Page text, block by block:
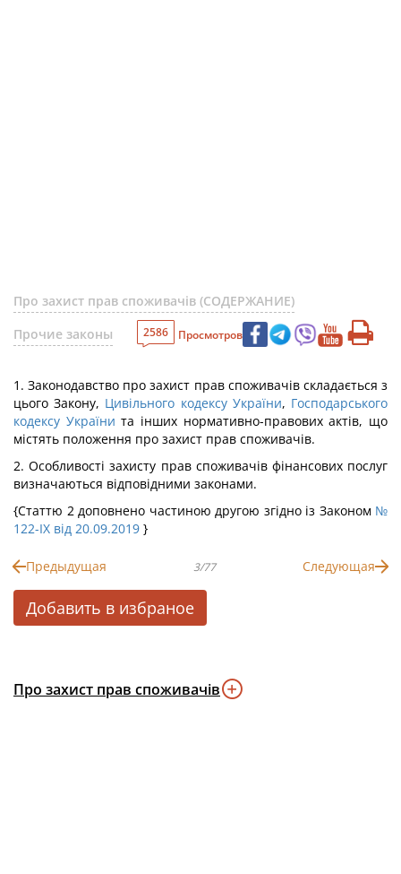
Про захист прав споживачів (СОДЕРЖАНИЕ)
Прочие законы
2586 Просмотров
1. Законодавство про захист прав споживачів складається з
цього Закону, Цивільного кодексу України, Господарського
кодексу України та інших нормативно-правових актів, що
містять положення про захист прав споживачів.
2. Особливості захисту прав споживачів фінансових послуг
визначаються відповідними законами.
{Статтю 2 доповнено частиною другою згідно із Законом №
122-IX від 20.09.2019 }
Предыдущая 3/77 Следующая
Добавить в избраное
Про захист прав споживачів